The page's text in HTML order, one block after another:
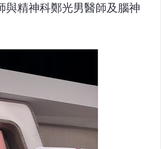
與精神科鄭光男醫師及腦神